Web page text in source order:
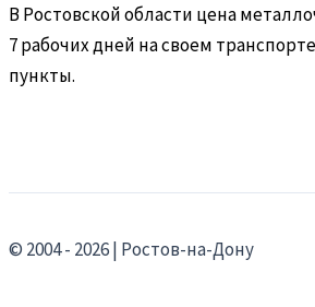
В Ростовской области цена
7 рабочих дней на своем
пункты.
© 2004 - 2026 | Ростов-на-Дону